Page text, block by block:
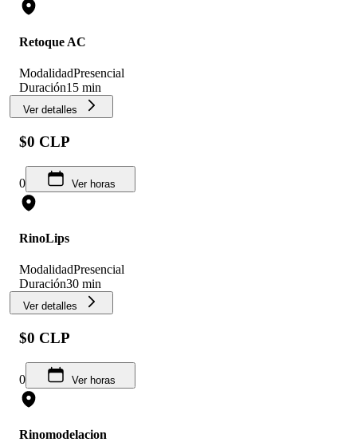
Retoque AC
ModalidadPresencial
Duración15 min
Ver detalles
$0 CLP
0 Ver horas
RinoLips
ModalidadPresencial
Duración30 min
Ver detalles
$0 CLP
0 Ver horas
Rinomodelacion